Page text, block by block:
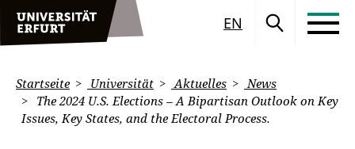
EN
Startseite Universität Aktuelles
News
The 2024 U.S. Elections – A Bipartisan Outlook on Key
Issues, Key States, and the Electoral Process.